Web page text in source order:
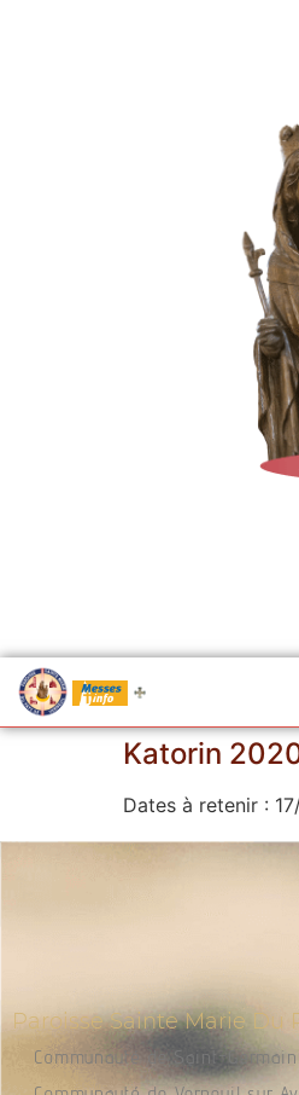
Messes
Katorin
Dates à retenir :
Paroisse Sainte Marie Du
Communauté de Saint-